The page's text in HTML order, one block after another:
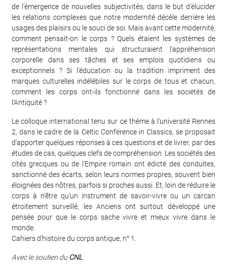
de l’émergence de nouvelles subjectivités, dans le but d’élucider
les relations complexes que notre modernité décèle derrière les
usages des plaisirs ou le souci de soi. Mais avant cette modernité,
comment pensait-on le corps ? Quels étaient les systèmes de
représentations mentales qui structuraient l’appréhension
corporelle dans ses tâches et ses emplois quotidiens ou
exceptionnels ? Si l’éducation ou la tradition impriment des
marques culturelles indélébiles sur le corps de tous et chacun,
comment les corps ont-ils fonctionné dans les sociétés de
l’Antiquité ?
Le colloque international tenu sur ce thème à l’université Rennes
2, dans le cadre de la Celtic Conference in Classics, se proposait
d’apporter quelques réponses à ces questions et de livrer, par des
études de cas, quelques clefs de compréhension. Les sociétés des
cités grecques ou de l’Empire romain ont édicté des conduites,
sanctionné des écarts, selon leurs normes propres, souvent bien
éloignées des nôtres, parfois si proches aussi. Et, loin de réduire le
corps à n’être qu’un instrument de savoir-vivre ou un carcan
étroitement surveillé, les Anciens ont surtout développé une
pensée pour que le corps sache vivre et mieux vivre dans le
monde.
Cahiers d'histoire du corps antique, n° 1.
Avec le soutien duCNL